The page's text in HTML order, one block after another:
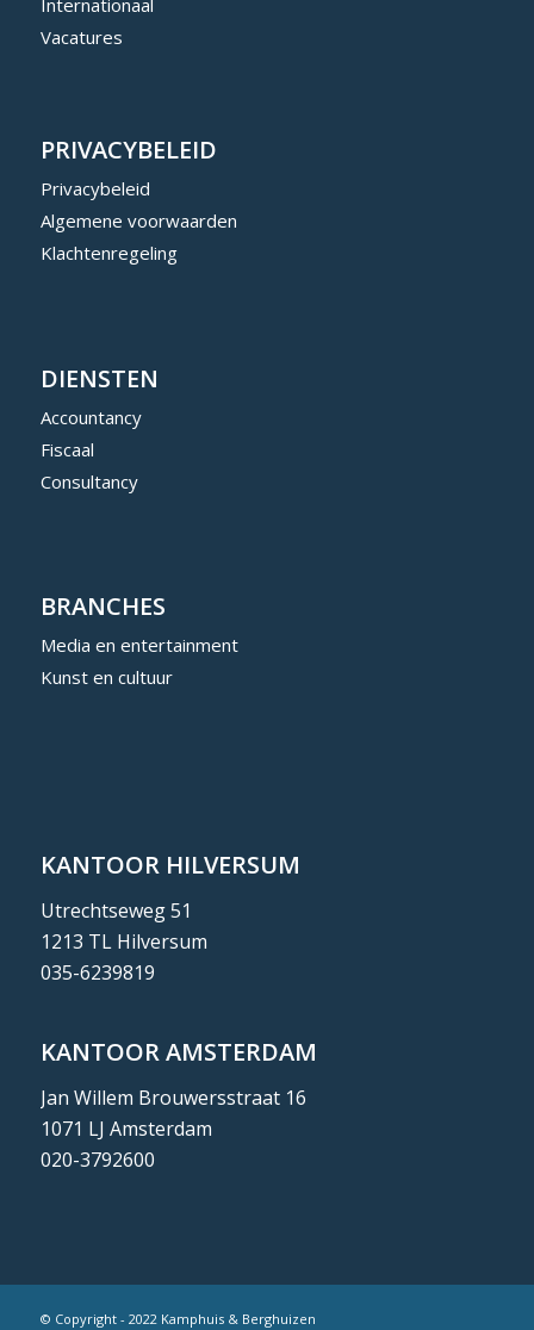
Internationaal
Vacatures
PRIVACYBELEID
Privacybeleid
Algemene voorwaarden
Klachtenregeling
DIENSTEN
Accountancy
Fiscaal
Consultancy
BRANCHES
Media en entertainment
Kunst en cultuur
KANTOOR HILVERSUM
Utrechtseweg 51
1213 TL Hilversum
035-6239819
KANTOOR AMSTERDAM
Jan Willem Brouwersstraat 16
1071 LJ Amsterdam
020-3792600
© Copyright - 2022 Kamphuis & Berghuizen